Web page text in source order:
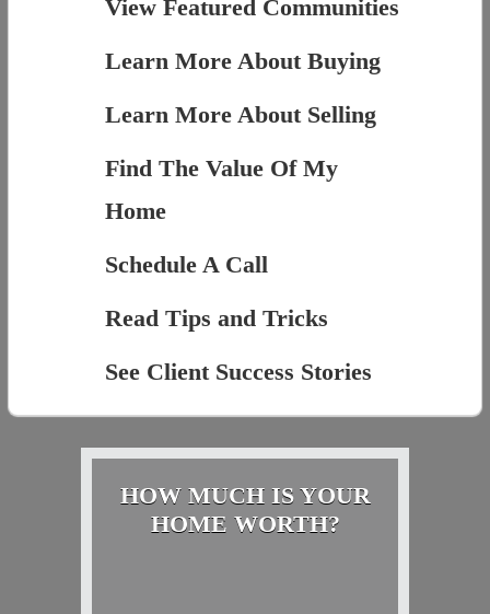
View Featured Communities
Learn More About Buying
Learn More About Selling
Find The Value Of My
Home
Schedule A Call
Read Tips and Tricks
See Client Success Stories
HOW MUCH IS YOUR
HOME WORTH?